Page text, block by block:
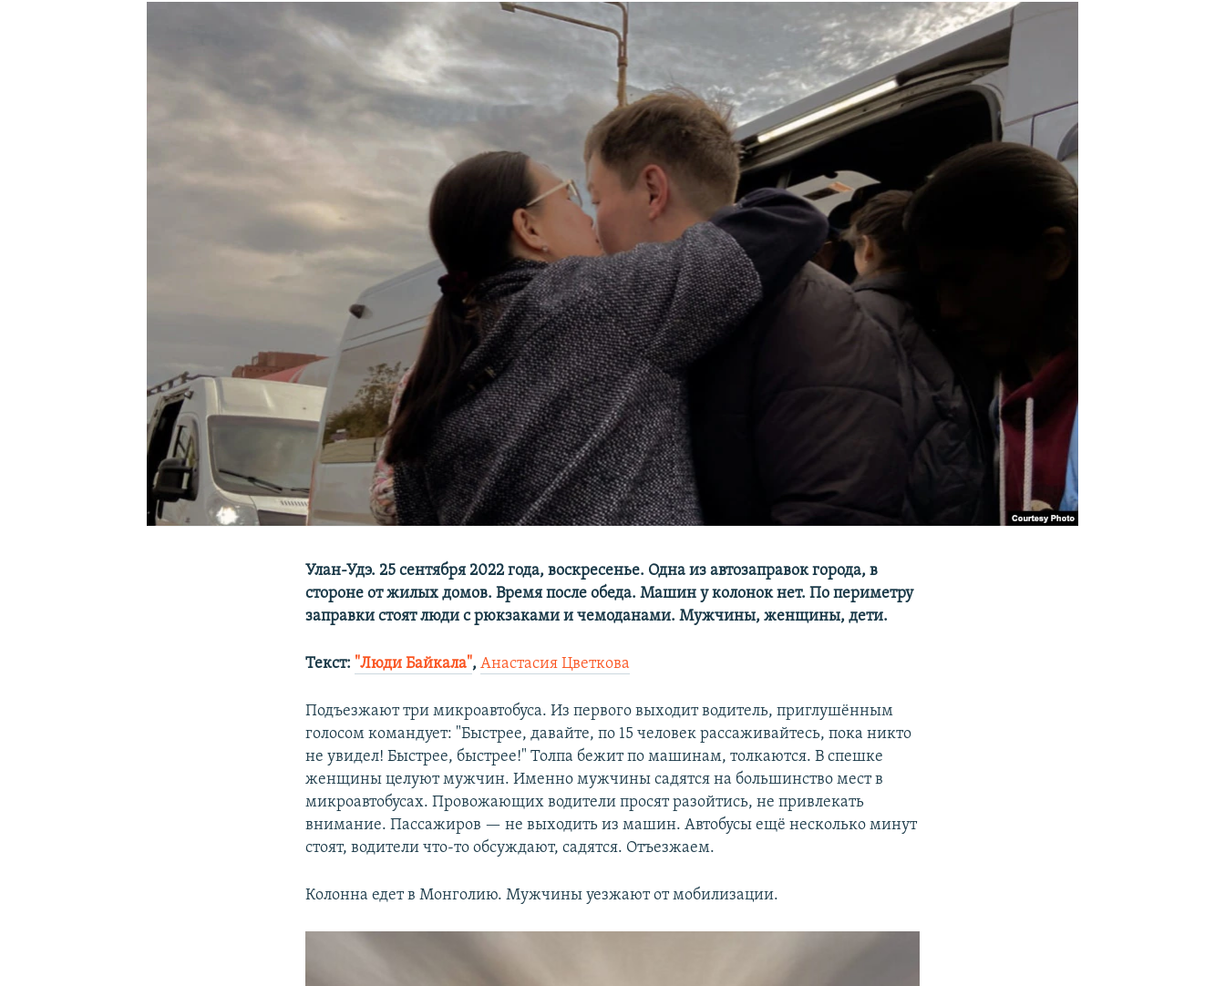
Улан-Удэ. 25 сентября 2022 года, воскресенье. Одна из автозаправок города, в
стороне от жилых домов. Время после обеда. Машин у колонок нет. По периметру
заправки стоят люди с рюкзаками и чемоданами. Мужчины, женщины, дети.
Текст: "Люди Байкала",Анастасия Цветкова
Подъезжают три микроавтобуса. Из первого выходит водитель, приглушённым
голосом командует: "Быстрее, давайте, по 15 человек рассаживайтесь, пока никто
не увидел! Быстрее, быстрее!" Толпа бежит по машинам, толкаются. В спешке
женщины целуют мужчин. Именно мужчины садятся на большинство мест в
микроавтобусах. Провожающих водители просят разойтись, не привлекать
внимание. Пассажиров — не выходить из машин. Автобусы ещё несколько минут
стоят, водители что-то обсуждают, садятся. Отъезжаем.
Колонна едет в Монголию. Мужчины уезжают от мобилизации.